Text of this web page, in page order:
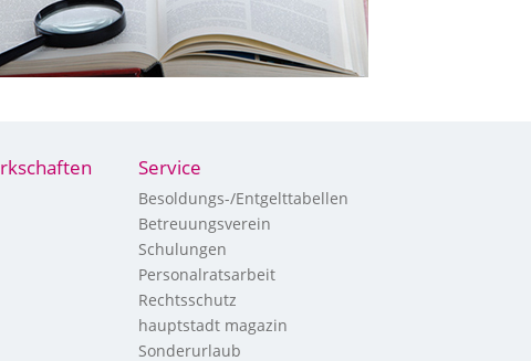
Service
Besoldungs-/Entgelttabellen
Betreuungsverein
Schulungen
Personalratsarbeit
Rechtsschutz
hauptstadt magazin
Sonderurlaub